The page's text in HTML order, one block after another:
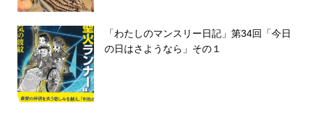
「わたしのマンスリー日記」第34回「今日
の日はさようなら」その１